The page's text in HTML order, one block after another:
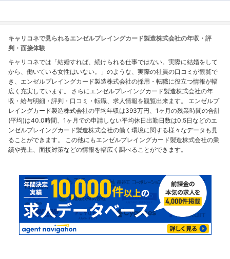
キャリコネで見られるエンゼルプレイングカード製造株式会社の年収・評
判・面接体験
キャリコネでは「結婚すれば、続けられる仕事ではない。実際に結婚をして
から、働いている女性はいない。」のような、実際の社員の口コミが観覧で
き、エンゼルプレイングカード製造株式会社の採用・転職に役立つ情報が幅
広く充実しています。 さらにエンゼルプレイングカード製造株式会社の年
収・給与明細・評判・口コミ・転職、求人情報を観覧出来ます。 エンゼルプ
レイングカード製造株式会社の平均年収は393万円、1ヶ月の残業時間の合計
(平均)は40.0時間、1ヶ月での申請しない平均休日出勤日数は0.5日などのエ
ンゼルプレイングカード製造株式会社の働く環境に関する様々なデータも見
ることができます。 この他にもエンゼルプレイングカード製造株式会社の業
績や売上、面接対策などの情報を幅広く調べることができます。